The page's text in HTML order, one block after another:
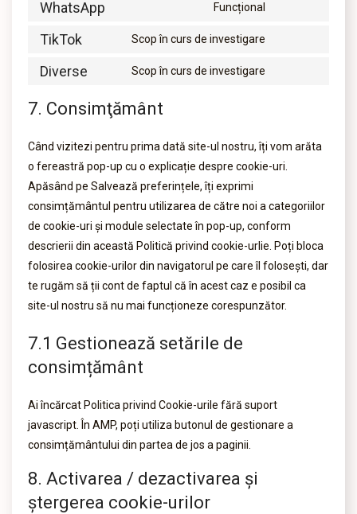
WhatsApp Funcțional
TikTok Scop în curs de investigare
Diverse Scop în curs de investigare
7. Consimţământ
Când vizitezi pentru prima dată site-ul nostru, îți vom arăta
o fereastră pop-up cu o explicație despre cookie-uri.
Apăsând pe Salvează preferințele, îți exprimi
consimțământul pentru utilizarea de către noi a categoriilor
de cookie-uri și module selectate în pop-up, conform
descrierii din această Politică privind cookie-urlie. Poți bloca
folosirea cookie-urilor din navigatorul pe care îl folosești, dar
te rugăm să ții cont de faptul că în acest caz e posibil ca
site-ul nostru să nu mai funcționeze corespunzător.
7.1 Gestionează setările de
consimțământ
Ai încărcat Politica privind Cookie-urile fără suport
javascript. În AMP, poți utiliza butonul de gestionare a
consimțământului din partea de jos a paginii.
8. Activarea / dezactivarea și
ștergerea cookie-urilor